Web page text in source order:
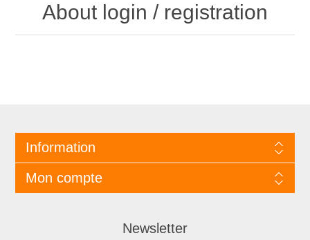
About login / registration
Information
Mon compte
Newsletter